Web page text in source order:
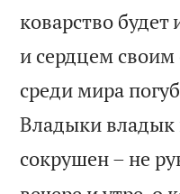
коварство будет
и сердцем своим
среди мира
Владыки владык
сокрушен – не